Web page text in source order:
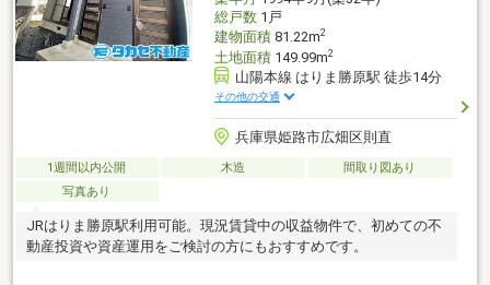
総戸数1戸
建物面積81.22m2
土地面積149.99m2
山陽本線 はりま勝原駅 徒歩14分
その他の交通
兵庫県姫路市広畑区則直
1週間以内公開 木造
間取り図あり
写真あり
JRはりま勝原駅利用可能。現況賃貸中の収益物件で、初めての不
動産投資や資産運用をご検討の方にもおすすめです。